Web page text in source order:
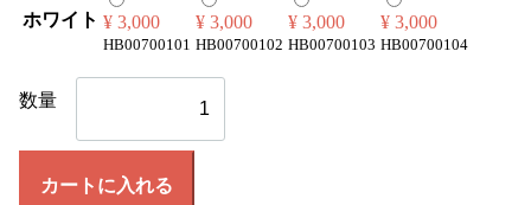
ホワイト ¥ 3,000
HB00700101
¥ 3,000
HB00700102
¥ 3,000
HB00700103
¥ 3,000
HB00700104
数量
カートに入れる